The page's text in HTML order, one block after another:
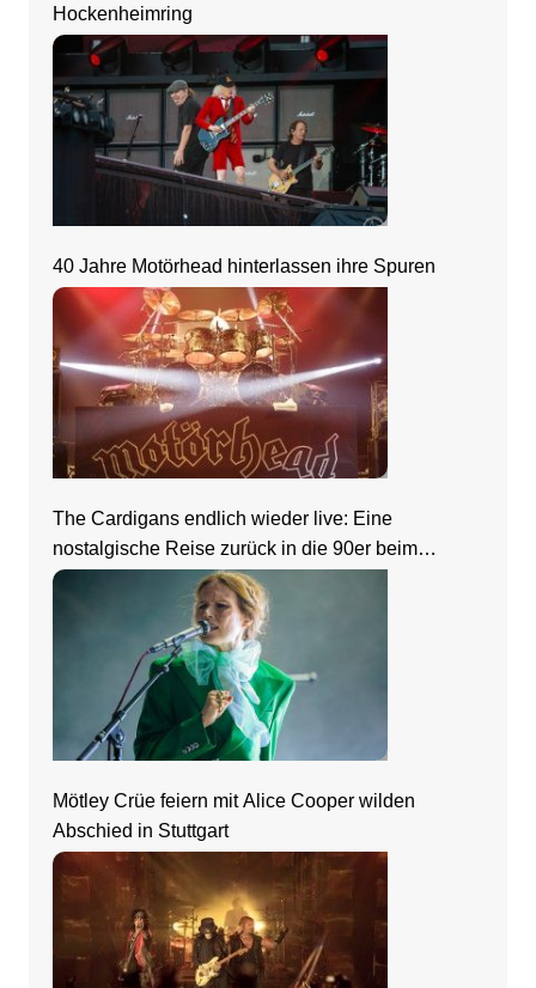
Hockenheimring
40 Jahre Motörhead hinterlassen ihre Spuren
The Cardigans endlich wieder live: Eine
nostalgische Reise zurück in die 90er beim
Zeltfestival Rhein-Neckar
Mötley Crüe feiern mit Alice Cooper wilden
Abschied in Stuttgart